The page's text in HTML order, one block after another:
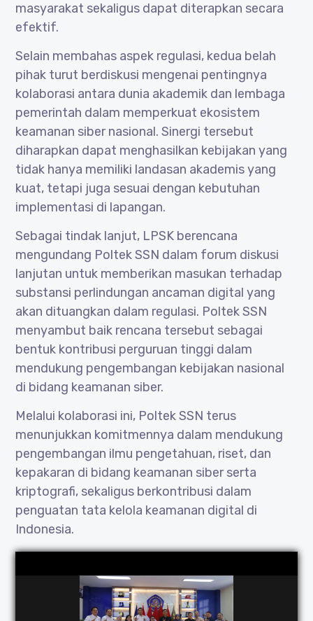
masyarakat sekaligus dapat diterapkan secara
efektif.
Selain membahas aspek regulasi, kedua belah
pihak turut berdiskusi mengenai pentingnya
kolaborasi antara dunia akademik dan lembaga
pemerintah dalam memperkuat ekosistem
keamanan siber nasional. Sinergi tersebut
diharapkan dapat menghasilkan kebijakan yang
tidak hanya memiliki landasan akademis yang
kuat, tetapi juga sesuai dengan kebutuhan
implementasi di lapangan.
Sebagai tindak lanjut, LPSK berencana
mengundang Poltek SSN dalam forum diskusi
lanjutan untuk memberikan masukan terhadap
substansi perlindungan ancaman digital yang
akan dituangkan dalam regulasi. Poltek SSN
menyambut baik rencana tersebut sebagai
bentuk kontribusi perguruan tinggi dalam
mendukung pengembangan kebijakan nasional
di bidang keamanan siber.
Melalui kolaborasi ini, Poltek SSN terus
menunjukkan komitmennya dalam mendukung
pengembangan ilmu pengetahuan, riset, dan
kepakaran di bidang keamanan siber serta
kriptografi, sekaligus berkontribusi dalam
penguatan tata kelola keamanan digital di
Indonesia.